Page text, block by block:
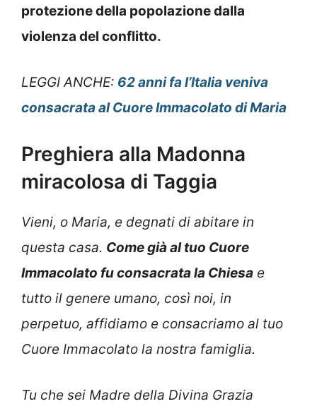
protezione della popolazione dalla
violenza del conflitto.
LEGGI ANCHE: 62 anni fa l’Italia veniva
consacrata al Cuore Immacolato di Maria
Preghiera alla Madonna
miracolosa di Taggia
Vieni, o Maria, e degnati di abitare in
questa casa. Come già al tuo Cuore
Immacolato fu consacrata la Chiesa e
tutto il genere umano, così noi, in
perpetuo, affidiamo e consacriamo al tuo
Cuore Immacolato la nostra famiglia.
Tu che sei Madre della Divina Grazia